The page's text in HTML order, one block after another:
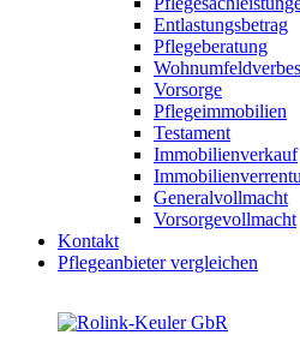
Entlastungsbetrag
Pflegeberatung
Vorsorge
Pflegeimmobilien
Testament
Immobilienverkauf
Generalvollmacht
Vorsorgevollmacht
Kontakt
Pflegeanbieter vergleichen